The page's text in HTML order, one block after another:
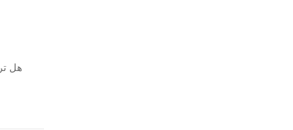
هل تريد